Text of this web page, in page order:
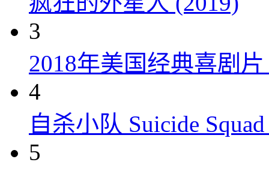
3
2018年美国经典喜剧
4
自杀小队 Suicide
5